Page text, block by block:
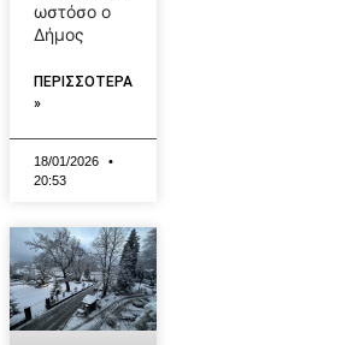
ωστόσο ο
Δήμος
ΠΕΡΙΣΣΟΤΕΡΑ
»
18/01/2026
20:53